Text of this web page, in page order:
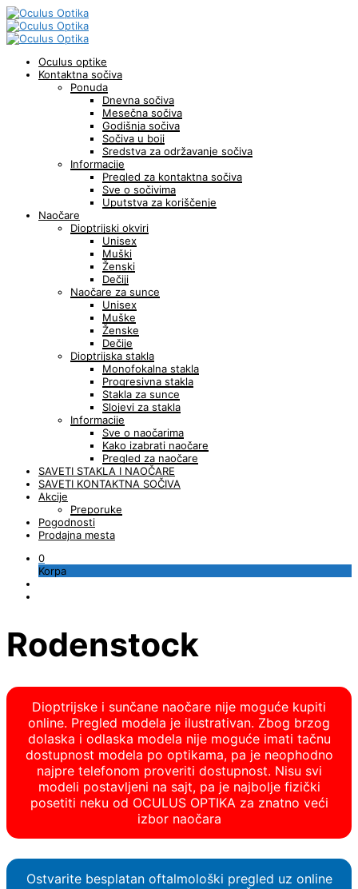
Oculus optike
Kontaktna sočiva
Ponuda
Dnevna sočiva
Mesečna sočiva
Godišnja sočiva
Sočiva u boji
Sredstva za održavanje sočiva
Informacije
Pregled za kontaktna sočiva
Sve o sočivima
Uputstva za koriščenje
Naočare
Dioptrijski okviri
Unisex
Muški
Ženski
Dečiji
Naočare za sunce
Unisex
Muške
Ženske
Dečije
Dioptrijska stakla
Monofokalna stakla
Progresivna stakla
Stakla za sunce
Slojevi za stakla
Informacije
Sve o naočarima
Kako izabrati naočare
Pregled za naočare
SAVETI STAKLA I NAOČARE
SAVETI KONTAKTNA SOČIVA
Akcije
Preporuke
Pogodnosti
Prodajna mesta
0
Korpa
Rodenstock
Dioptrijske i sunčane naočare nije moguće kupiti
online. Pregled modela je ilustrativan. Zbog brzog
dolaska i odlaska modela nije moguće imati tačnu
dostupnost modela po optikama, pa je neophodno
najpre telefonom proveriti dostupnost. Nisu svi
modeli postavljeni na sajt, pa je najbolje fizički
posetiti neku od OCULUS OPTIKA za znatno veći
izbor naočara
Ostvarite besplatan oftalmološki pregled uz online